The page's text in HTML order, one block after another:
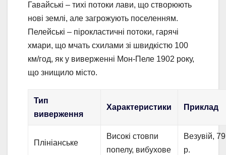
Гавайські – тихі потоки лави, що створюють
нові землі, але загрожують поселенням.
Пелейські – пірокластичні потоки, гарячі
хмари, що мчать схилами зі швидкістю 100
км/год, як у виверженні Мон-Пеле 1902 року,
що знищило місто.
Тип
виверження
Характеристики Приклад
Плініанське
Високі стовпи
попелу, вибухове
Везувій, 79
р.